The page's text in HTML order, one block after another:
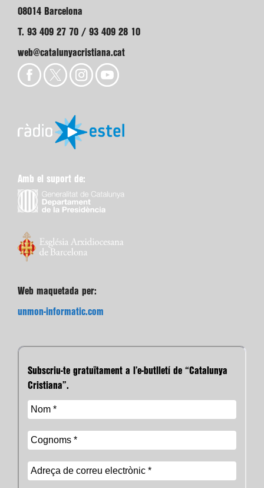
08014 Barcelona
T. 93 409 27 70 / 93 409 28 10
web@catalunyacristiana.cat
Amb el suport de:
Web maquetada per:
unmon-informatic.com
Subscriu-te gratuïtament a l’e-butlletí de “Catalunya
Cristiana”.